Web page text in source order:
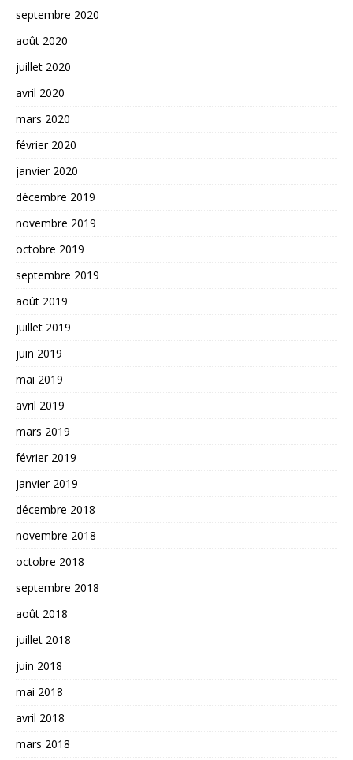
septembre 2020
août 2020
juillet 2020
avril 2020
mars 2020
février 2020
janvier 2020
décembre 2019
novembre 2019
octobre 2019
septembre 2019
août 2019
juillet 2019
juin 2019
mai 2019
avril 2019
mars 2019
février 2019
janvier 2019
décembre 2018
novembre 2018
octobre 2018
septembre 2018
août 2018
juillet 2018
juin 2018
mai 2018
avril 2018
mars 2018